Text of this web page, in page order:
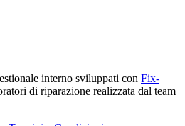
interno sviluppati con Fix-
di riparazione realizzata dal team